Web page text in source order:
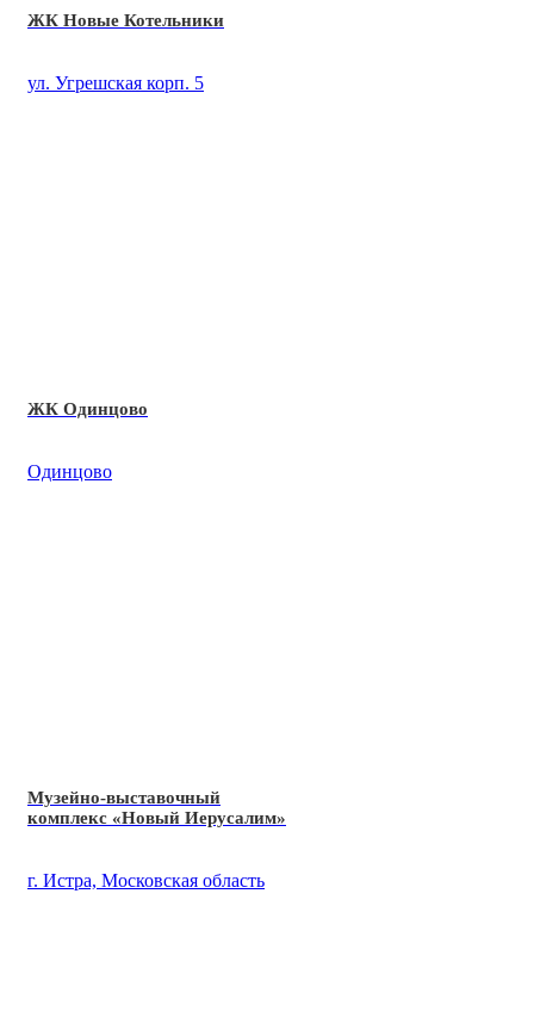
ЖК Новые Котельники
ул. Угрешская корп. 5
ЖК Одинцово
Одинцово
Музейно-выставочный
комплекс «Новый Иерусалим»
г. Истра, Московская область